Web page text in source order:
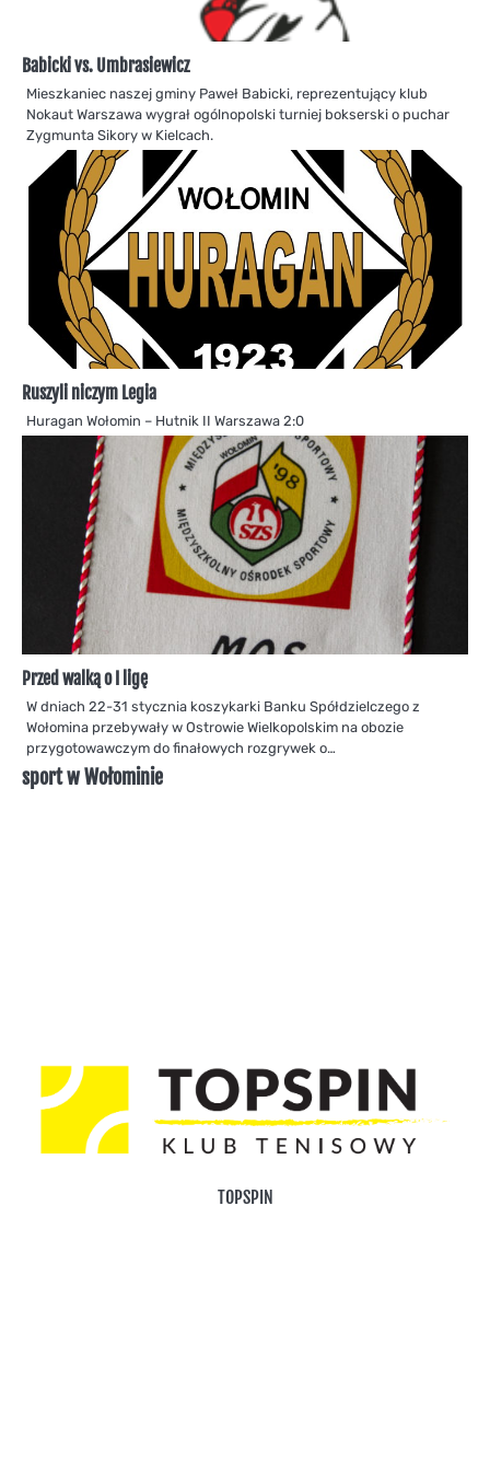
Babicki vs. Umbrasiewicz
Mieszkaniec naszej gminy Paweł Babicki, reprezentujący klub
Nokaut Warszawa wygrał ogólnopolski turniej bokserski o puchar
Zygmunta Sikory w Kielcach.
Ruszyli niczym Legia
Huragan Wołomin – Hutnik II Warszawa 2:0
Przed walką o I ligę
W dniach 22-31 stycznia koszykarki Banku Spółdzielczego z
Wołomina przebywały w Ostrowie Wielkopolskim na obozie
przygotowawczym do finałowych rozgrywek o…
sport w Wołominie
TOPSPIN